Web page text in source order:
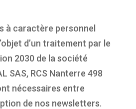
à caractère personnel
d’un traitement par le
2030 de la société
SAS, RCS Nanterre 498
nécessaires entre
de nos newsletters.